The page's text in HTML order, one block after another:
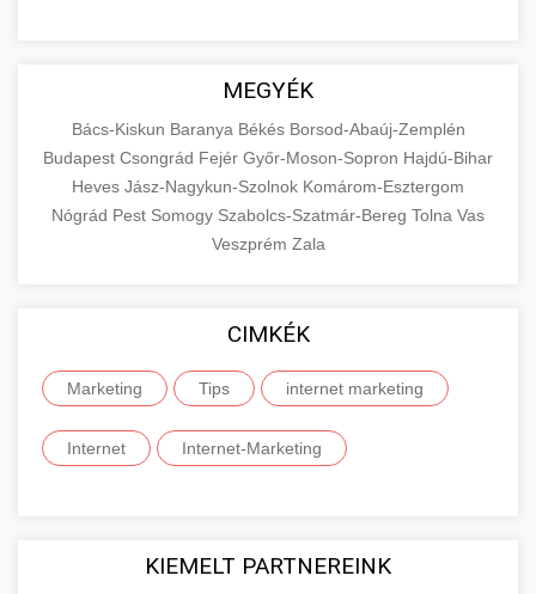
MEGYÉK
Bács-Kiskun Baranya Békés Borsod-Abaúj-Zemplén
Budapest Csongrád Fejér Győr-Moson-Sopron Hajdú-Bihar
Heves Jász-Nagykun-Szolnok Komárom-Esztergom
Nógrád Pest Somogy Szabolcs-Szatmár-Bereg Tolna Vas
Veszprém Zala
CIMKÉK
Marketing Tips internet marketing
Internet Internet-Marketing
KIEMELT PARTNEREINK